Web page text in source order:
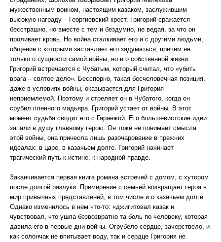
мужественным воином, настоящим казаком, заслужившим
высокую награду – Георгиевский крест. Григорий сражается
бесстрашно, но вместе с тем и бездумно, не ведая, за что он
проливает кровь. Но война сталкивает его и с другими людьми,
общение с которыми заставляет его задуматься, причем не
только о сущности самой войны, но и о собственной жизни.
Григорий встречается с Чубатым, который считал, что «убить
врага – святое дело». Бесспорно, такая бесчеловечная позиция,
даже в условиях войны, оказывается для Григория
неприемлемой. Поэтому и стреляет он в Чубатого, когда он
срубил пленного мадьяра. Григорий устает от войны. В этот
момент судьба сводит его с Гаранжой. Его большевистские идеи
запали в душу главному герою. Он тоже не понимает смысла
этой войны, она принесла лишь разочарование в прежних
идеалах: в царе, в казачьем долге. Григорий начинает
трагический путь к истине, к народной правде.
Заканчивается первая книга романа встречей с домом, с хутором
после долгой разлуки. Примирение с семьей возвращает героя в
мир привычных представлений, в том числе и о казачьем долге.
Однако изменилось в нем что-то: «джигитовал казак и
чувствовал, что ушла безвозвратно та боль по человеку, которая
давила его в первые дни войны. Огрубело сердце, зачерствело, и
как солончак не впитывает воду, так и сердце Григория не